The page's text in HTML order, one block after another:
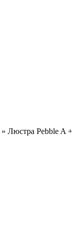
» Люстра Pebble A